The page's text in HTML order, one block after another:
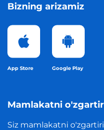
Bizning arizamiz
App Store Google Play
Mamlakatni
Siz mamlakatni